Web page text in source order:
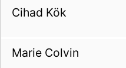
Cihad Kök
Marie Colvin